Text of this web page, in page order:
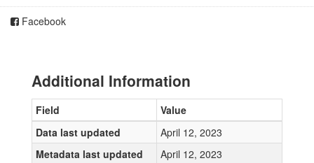
Facebook
Additional Information
Field
Value
Data last updated
April 12, 2023
Metadata last updated
April 12, 2023